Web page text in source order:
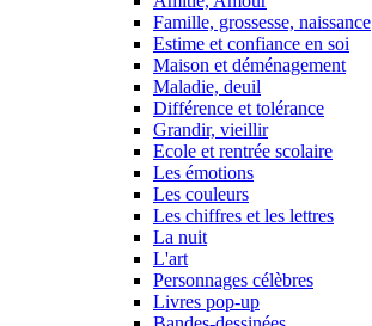
Famille, grossesse, naissance
Estime et confiance en soi
Maison et déménagement
Maladie, deuil
Différence et tolérance
Grandir, vieillir
Ecole et rentrée scolaire
Les émotions
Les couleurs
Les chiffres et les lettres
La nuit
L'art
Personnages célèbres
Livres pop-up